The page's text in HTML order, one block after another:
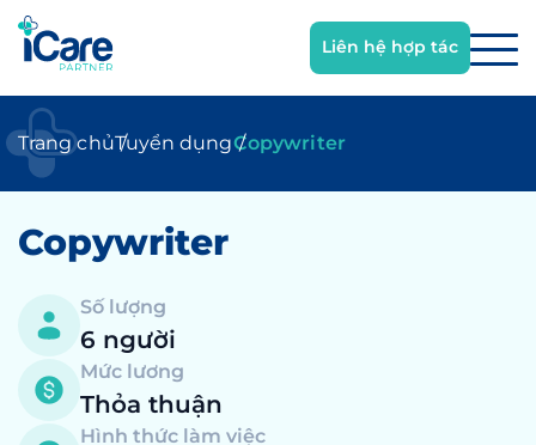
Trang chủTuyển dụngCopywriter
Copywriter
Số lượng
6 người
Mức lương
Thỏa thuận
Hình thức làm việc